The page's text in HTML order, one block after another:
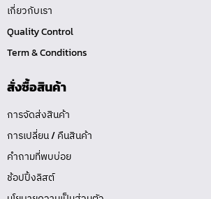
เกี่ยวกับเรา
Quality Control
Term & Conditions
สั่งซื้อสินค้า
การจัดส่งสินค้า
การเปลี่ยน / คืนสินค้า
คำถามที่พบบ่อย
ช้อปปิ้งลิสต์